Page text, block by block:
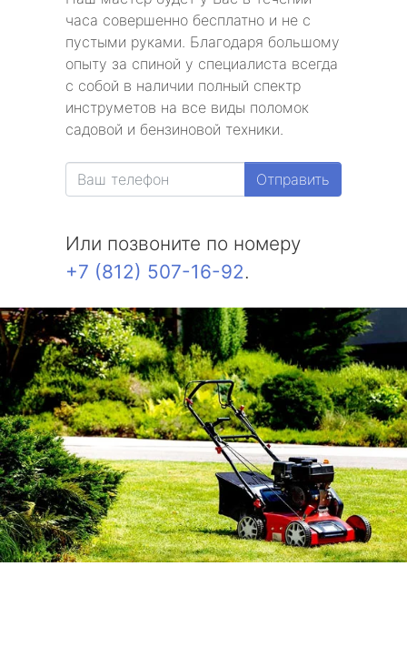
часа совершенно бесплатно и не с
пустыми руками. Благодаря большому
опыту за спиной у специалиста всегда
с собой в наличии полный спектр
инструметов на все виды поломок
садовой и бензиновой техники.
Отправить
Или позвоните по номеру
+7 (812) 507-16-92.